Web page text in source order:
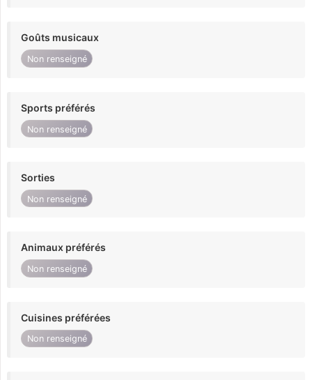
Goûts musicaux
Non renseigné
Sports préférés
Non renseigné
Sorties
Non renseigné
Animaux préférés
Non renseigné
Cuisines préférées
Non renseigné